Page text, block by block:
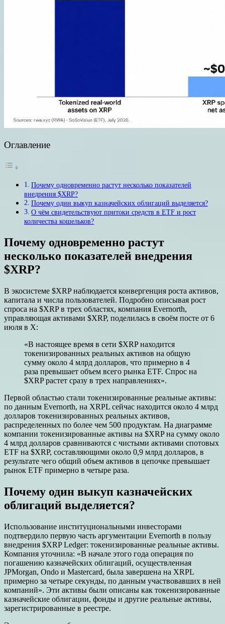
Оглавление
Почему одновременно растут несколько показателей
внедрения $XRP?
Почему один выкуп казначейских облигаций выделяется?
О чём свидетельствуют притоки средств в ETF и рост
количества кошельков?
Почему одновременно растут
несколько показателей внедрения
$XRP?
В экосистеме $XRP наблюдается конвергенция роста активов,
капитала и числа пользователей. Подробно описывая рост
спроса на $XRP в трех областях, компания Evernorth,
управляющая активами $XRP, поделилась в своём посте от 6
июля в X:
«В настоящее время в сети $XRP находится
токенизированных реальных активов на общую
сумму около 4 млрд долларов, что примерно в 4
раза превышает объем всего рынка ETF. Спрос на
$XRP растет сразу в трех направлениях».
Первой областью стали токенизированные реальные активы:
по данным Evernorth, на XRPL сейчас находится около 4 млрд
долларов токенизированных реальных активов,
распределенных по более чем 500 продуктам. На диаграмме
компании токенизированные активы на $XRP на сумму около
4 млрд долларов сравниваются с чистыми активами спотовых
ETF на $XRP, составляющими около 0,9 млрд долларов, в
результате чего общий объем активов в цепочке превышает
рынок ETF примерно в четыре раза.
Почему один выкуп казначейских
облигаций выделяется?
Использование институциональными инвесторами
подтвердило первую часть аргументации Evernorth в пользу
внедрения $XRP Ledger: токенизированные реальные активы.
Компания уточнила: «В начале этого года операция по
погашению казначейских облигаций, осуществленная
JPMorgan, Ondo и Mastercard, была завершена на XRPL
примерно за четыре секунды, по данным участвовавших в ней
компаний». Эти активы были описаны как токенизированные
казначейские облигации, фонды и другие реальные активы,
зарегистрированные в реестре.